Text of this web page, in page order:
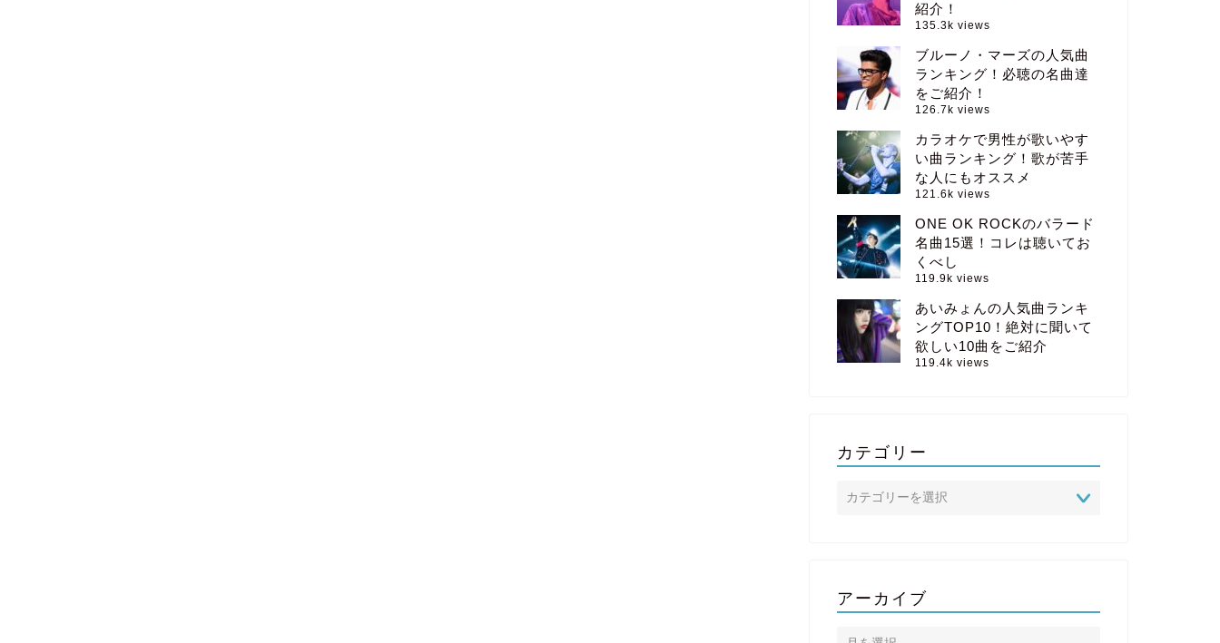
紹介！
135.3k views
ブルーノ・マーズの人気曲
ランキング！必聴の名曲達
をご紹介！
126.7k views
カラオケで男性が歌いやす
い曲ランキング！歌が苦手
な人にもオススメ
121.6k views
ONE OK ROCKのバラード
名曲15選！コレは聴いてお
くべし
119.9k views
あいみょんの人気曲ランキ
ングTOP10！絶対に聞いて
欲しい10曲をご紹介
119.4k views
カテゴリー
アーカイブ